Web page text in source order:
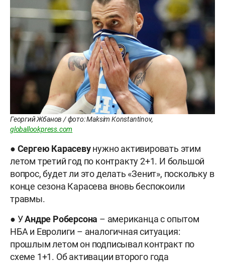
Георгий Жбанов / фото: Maksim Konstantinov,
globallookpress.com
● Сергею Карасевунужно активировать этим
летом третий год по контракту 2+1. И большой
вопрос, будет ли это делать «Зенит», поскольку в
конце сезона Карасева вновь беспокоили
травмы.
● УАндре Роберсона – американца с опытом
НБА и Евролиги – аналогичная ситуация:
прошлым летом он подписывал контракт по
схеме 1+1. Об активации второго года